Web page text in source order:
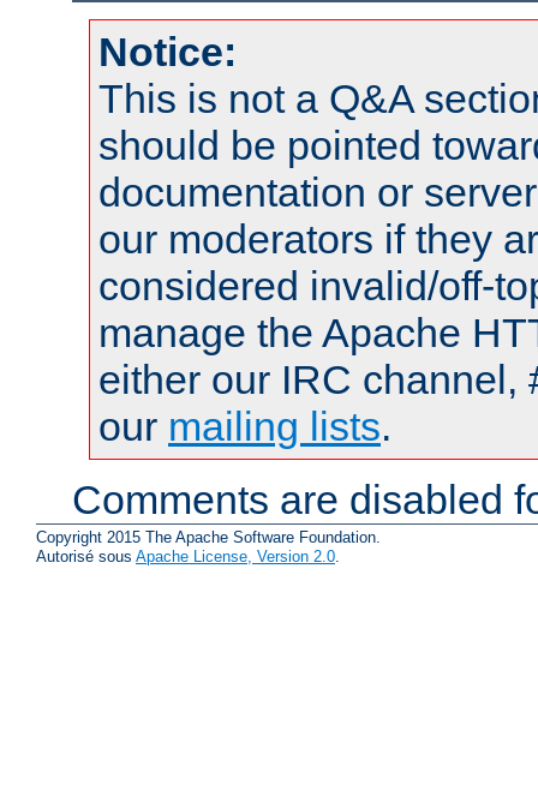
Notice:
This is not a Q&A
should be pointed
documentation or
our moderators if they
considered invalid/off-
manage the Apache
either our IRC channel,
our mailing lists.
Comments are disabled
Copyright 2015 The Apache Software Foundation.
Autorisé sous Apache License, Version 2.0